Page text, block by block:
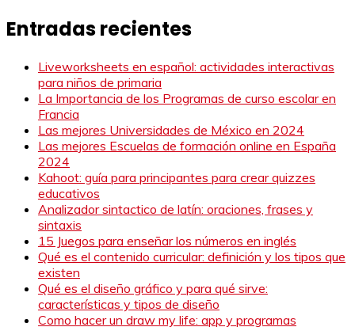
Entradas recientes
Liveworksheets en español: actividades interactivas
para niños de primaria
La Importancia de los Programas de curso escolar en
Francia
Las mejores Universidades de México en 2024
Las mejores Escuelas de formación online en España
2024
Kahoot: guía para principantes para crear quizzes
educativos
Analizador sintactico de latín: oraciones, frases y
sintaxis
15 Juegos para enseñar los números en inglés
Qué es el contenido curricular: definición y los tipos que
existen
Qué es el diseño gráfico y para qué sirve:
características y tipos de diseño
Como hacer un draw my life: app y programas